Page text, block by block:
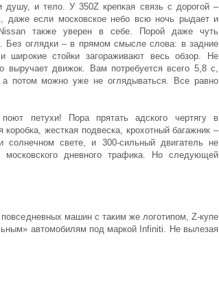
и тело. У 350Z крепкая связь с дорогой –
даже если московское небо всю ночь рыдает и
также уверен в себе. Порой даже чуть
Без оглядки – в прямом смысле слова: в задние
широкие стойки загораживают весь обзор. Не
выручает движок. Вам потребуется всего 5,8 с,
потом можно уже не оглядываться. Все равно
петухи! Пора прятать адского чертягу в
жесткая подвеска, крохотный багажник –
солнечном свете, и 300-сильный двигатель не
московского дневного трафика. Но следующей
машин с таким же логотипом, Z-купе
автомобилям под маркой Infiniti. Не вылезая